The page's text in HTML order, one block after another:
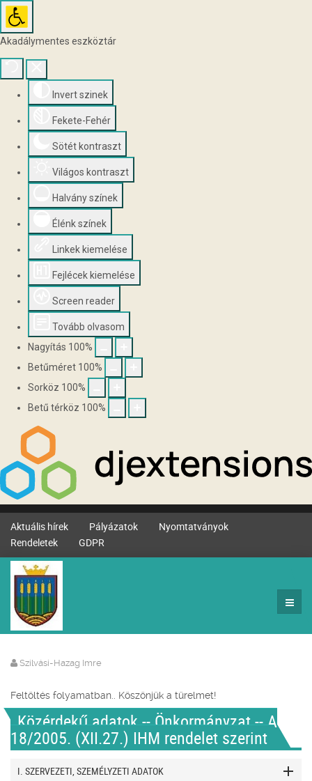
Akadálymentes eszköztár
Invert szinek
Fekete-Fehér
Sötét kontraszt
Világos kontraszt
Halvány színek
Élénk színek
Linkek kiemelése
Fejlécek kiemelése
Screen reader
Tovább olvasom
Nagyítás 100%
Betűméret 100%
Sorköz 100%
Betű térköz 100%
Aktuális hírek Pályázatok
Nyomtatványok
Rendeletek
GDPR
Szilvási-Hazag Imre
Feltöltés folyamatban.. Köszönjük a türelmet!
Közérdekű adatok -- Önkormányzat -- A
18/2005. (XII.27.) IHM rendelet szerint
I. SZERVEZETI, SZEMÉLYZETI ADATOK